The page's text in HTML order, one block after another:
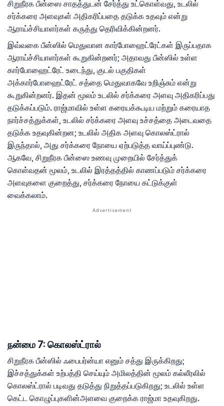
சிறுநீரக பீன்ஸை சாதத்துடன் சேர்த்து உட்கொள்வது, உடலில்
சர்க்கரை அளவுகள் அதிகரிப்பதை தடுக்க உதவும் என்று
ஆராய்ச்சியாளர்கள் கருத்து தெரிவிக்கின்றனர்.
இவ்வகை பீன்ஸில் மெதுவான கார்போஹைட்ரேட்கள் இருப்பதாக
ஆராய்ச்சியாளர்கள் கூறுகின்றனர்; அதாவது பீன்ஸில் உள்ள
கார்போஹைட்ரேட் உடைந்து, குடல் பகுதிகள்
அக்கார்போஹைட்ரேட் சத்தை மெதுவாகவே உறிஞ்சும் என்று
கூறுகின்றனர். இதன் மூலம் உடலில் சர்க்கரை அளவு அதிகரிப்பது
தடுக்கப்படும். ராஜ்மாவில் உள்ள கரையக்கூடிய மற்றும் கரையாத
நார்ச்சத்துக்கள், உடலில் சர்க்கரை அளவு உச்சத்தை அடைவதை
தடுக்க உதவுகின்றன; உடலில் அதிக அளவு கொலஸ்ட்ரால்
இருந்தால், அது சர்க்கரை நோயை ஏற்படுத்த வாய்ப்புண்டு.
ஆகவே, சிறுநீரக பீன்ஸை உணவு முறையில் சேர்த்துக்
கொள்வதன் மூலம், உடலில் இரத்தத்தில் காணப்படும் சர்க்கரை
அளவுகளை குறைத்து, சர்க்கரை நோயை கட்டுக்குள்
வைக்கலாம்.
நன்மை 7: கொலஸ்ட்ரால்
சிறுநீரக பீன்ஸில் ஃபைபர்ன்யா எனும் சத்து இருக்கிறது;
இச்சத்துக்கள் உற்பத்தி செய்யும் அமிலத்தின் மூலம் கல்லீரலில்
கொலஸ்ட்ரால் படிவது தடுத்து நிறுத்தப்படுகிறது; உடலில் உள்ள
கெட்ட கொழுப்புகளின்அளவை குறைக்க ராஜ்மா உதவுகிறது.